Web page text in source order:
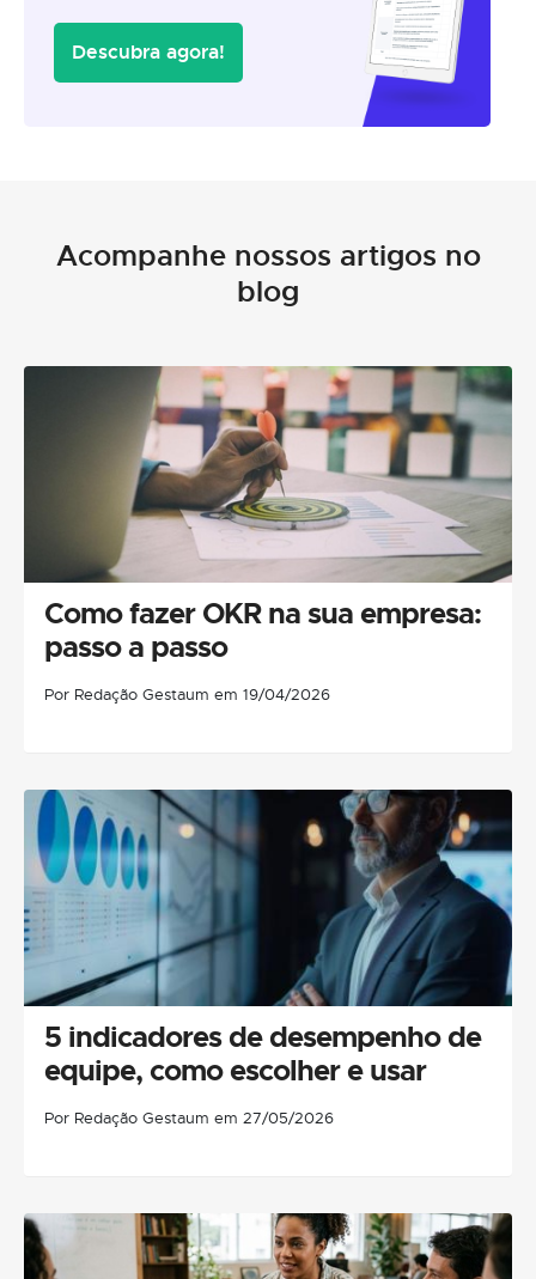
Descubra agora!
Acompanhe nossos artigos no
blog
Como fazer OKR na sua empresa:
passo a passo
Por Redação Gestaum em 19/04/2026
5 indicadores de desempenho de
equipe, como escolher e usar
Por Redação Gestaum em 27/05/2026